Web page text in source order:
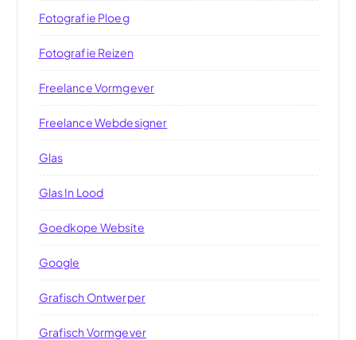
Fotografie Ploeg
Fotografie Reizen
Freelance Vormgever
Freelance Webdesigner
Glas
Glas In Lood
Goedkope Website
Google
Grafisch Ontwerper
Grafisch Vormgever